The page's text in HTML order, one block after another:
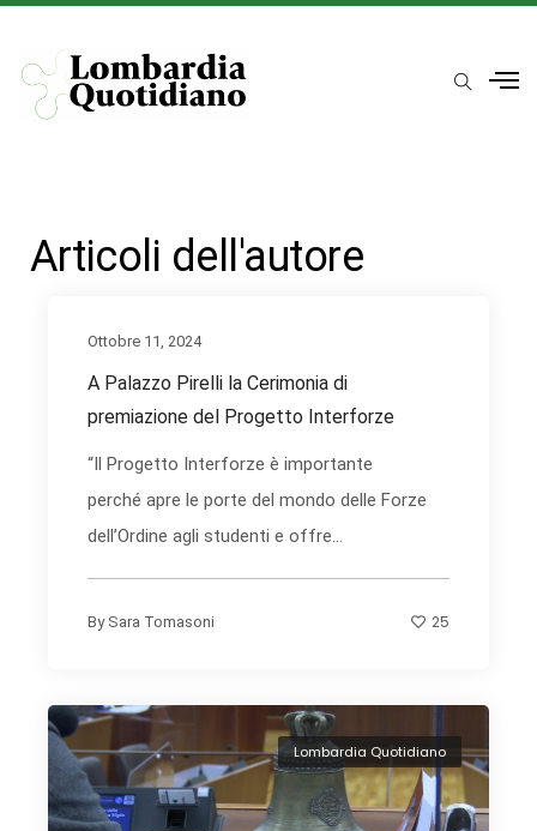
Articoli dell'autore
Ottobre 11, 2024
A Palazzo Pirelli la Cerimonia di
premiazione del Progetto Interforze
“Il Progetto Interforze è importante
perché apre le porte del mondo delle Forze
dell’Ordine agli studenti e offre...
By Sara Tomasoni 25
Lombardia Quotidiano